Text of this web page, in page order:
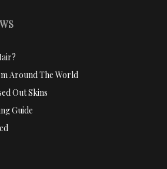
Around The World
Out Skins
Guide